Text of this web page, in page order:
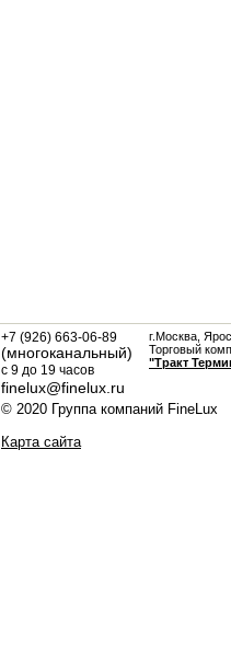
+7 (926) 663-06-89
(многоканальный)
с 9 до 19 часов
finelux@finelux.ru
г.Москва,
Торговый
"Тракт
© 2020 Группа компаний FineLux
Карта сайта